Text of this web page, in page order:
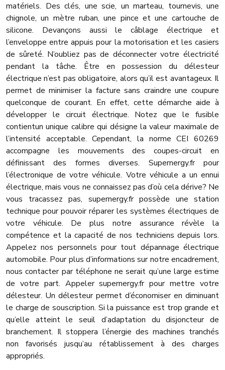
matériels. Des clés, une scie, un marteau, tournevis, une
chignole, un mètre ruban, une pince et une cartouche de
silicone. Devançons aussi le câblage électrique et
l’enveloppe entre appuis pour la motorisation et les casiers
de sûreté. N’oubliez pas de déconnecter votre électricité
pendant la tâche. Être en possession du délesteur
électrique n’est pas obligatoire, alors qu’il est avantageux. Il
permet de minimiser la facture sans craindre une coupure
quelconque de courant. En effet, cette démarche aide à
développer le circuit électrique. Notez que le fusible
contientun unique calibre qui désigne la valeur maximale de
l’intensité acceptable. Cependant, la norme CEI 60269
accompagne les mouvements des coupes-circuit en
définissant des formes diverses. Supernergy.fr pour
l’électronique de votre véhicule. Votre véhicule a un ennui
électrique, mais vous ne connaissez pas d’où cela dérive? Ne
vous tracassez pas, supernergy.fr possède une station
technique pour pouvoir réparer les systèmes électriques de
votre véhicule. De plus notre assurance révèle la
compétence et la capacité de nos techniciens depuis lors.
Appelez nos personnels pour tout dépannage électrique
automobile. Pour plus d’informations sur notre encadrement,
nous contacter par téléphone ne serait qu’une large estime
de votre part. Appeler supernergy.fr pour mettre votre
délesteur. Un délesteur permet d’économiser en diminuant
le charge de souscription. Si la puissance est trop grande et
qu’elle atteint le seuil d’adaptation du disjoncteur de
branchement. Il stoppera l’énergie des machines tranchés
non favorisés jusqu’au rétablissement à des charges
appropriés.